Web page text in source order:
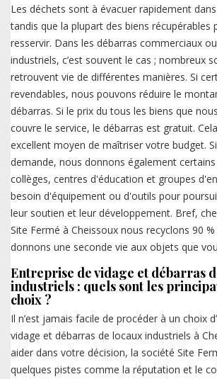
Les déchets sont à évacuer rapidement
tandis que la plupart des biens récupérables
resservir. Dans les débarras commerciaux
industriels, c’est souvent le cas ; nombreux
retrouvent vie de différentes manières. Si
revendables, nous pouvons réduire le
débarras. Si le prix du tous les biens que
couvre le service, le débarras est gratuit.
excellent moyen de maîtriser votre budget.
demande, nous donnons également
collèges, centres d'éducation et groupes
besoin d'équipement ou d'outils pour
leur soutien et leur développement. Bref,
Site Fermé à Cheissoux nous recyclons 90
donnons une seconde vie aux objets que
Entreprise de vidage et débarras
industriels : quels sont les
choix ?
Il n’est jamais facile de procéder à un choix
vidage et débarras de locaux industriels à
aider dans votre décision, la société Site
quelques pistes comme la réputation et le